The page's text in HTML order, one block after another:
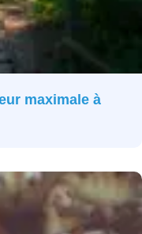
maximale à